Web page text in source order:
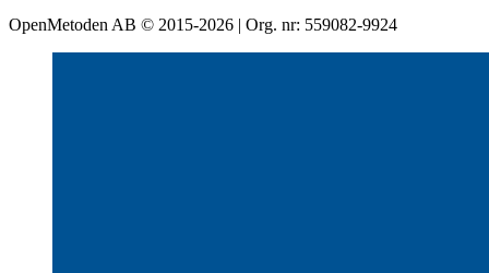
OpenMetoden AB © 2015-2026 | Org. nr: 559082-9924